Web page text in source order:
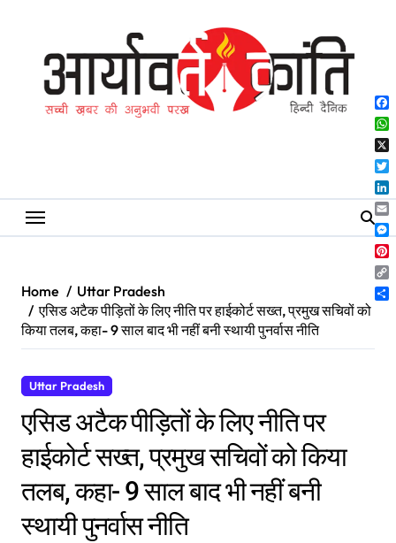
Home
Uttar Pradesh
एसिड अटैक पीड़ितों के लिए नीति पर हाईकोर्ट सख्त, प्रमुख सचिवों को
किया तलब, कहा- 9 साल बाद भी नहीं बनी स्थायी पुनर्वास नीति
Uttar Pradesh
एसिड अटैक पीड़ितों के लिए नीति पर
हाईकोर्ट सख्त, प्रमुख सचिवों को किया
तलब, कहा- 9 साल बाद भी नहीं बनी
स्थायी पुनर्वास नीति
X